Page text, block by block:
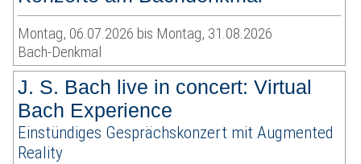
Montag, 06.07.2026 bis Montag, 31.08.2026
Bach-Denkmal
J. S. Bach live in concert: Virtual
Bach Experience
Einstündiges Gesprächskonzert mit Augmented
Reality